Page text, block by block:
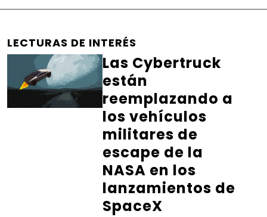
LECTURAS DE INTERÉS
Las Cybertruck
están
reemplazando a
los vehículos
militares de
escape de la
NASA en los
lanzamientos de
SpaceX